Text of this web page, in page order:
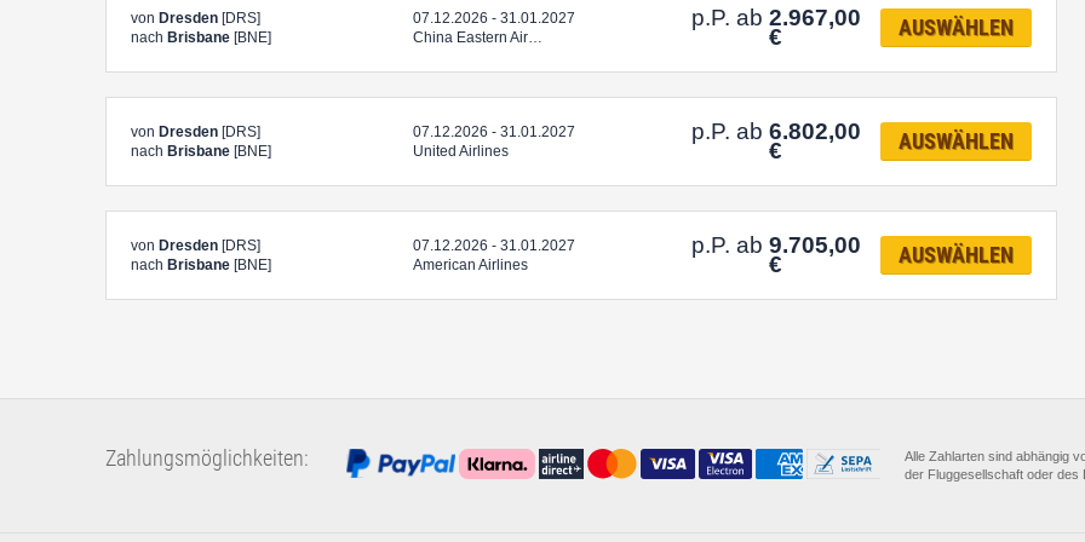
von Dresden [DRS]
nach Brisbane [BNE]
07.12.2026 - 31.01.2027
China Eastern Air…
p.P. ab 2.967,00
€ AUSWÄHLEN
von Dresden [DRS]
nach Brisbane [BNE]
07.12.2026 - 31.01.2027
United Airlines
p.P. ab 6.802,00
€ AUSWÄHLEN
von Dresden [DRS]
nach Brisbane [BNE]
07.12.2026 - 31.01.2027
American Airlines
p.P. ab 9.705,00
€ AUSWÄHLEN
Zahlungsmöglichkeiten:
Alle Zahlarten sind abhängig
der Fluggesellschaft oder des